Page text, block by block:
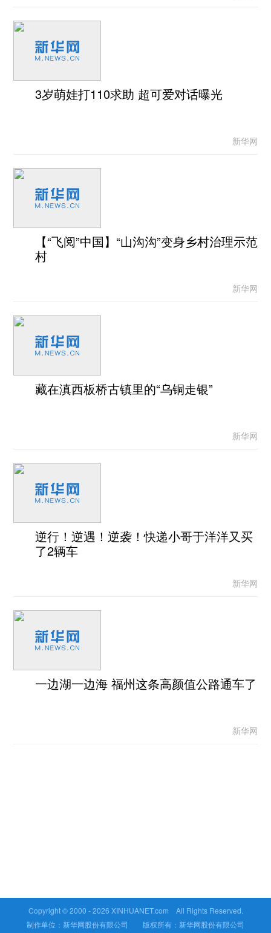
3岁萌娃打110求助 超可爱对话曝光
新华网
【“飞阅”中国】“山沟沟”变身乡村治理示范
村
新华网
藏在滇西板桥古镇里的“乌铜走银”
新华网
逆行！逆遇！逆袭！快递小哥于洋洋又买
了2辆车
新华网
一边湖一边海 福州这条高颜值公路通车了
新华网
Copyright © 2000 -2026 XINHUANET.com All Rights Reserved.
制作单位：新华网股份有限公司 版权所有：新华网股份有限公司